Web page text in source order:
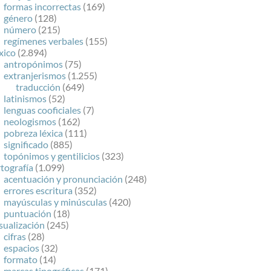
formas incorrectas (169)
género (128)
número (215)
regímenes verbales (155)
(2.894)
antropónimos (75)
extranjerismos (1.255)
traducción (649)
latinismos (52)
lenguas cooficiales (7)
neologismos (162)
pobreza léxica (111)
significado (885)
topónimos y gentilicios (323)
(1.099)
acentuación y pronunciación (248)
errores escritura (352)
mayúsculas y minúsculas (420)
puntuación (18)
(245)
cifras (28)
espacios (32)
formato (14)